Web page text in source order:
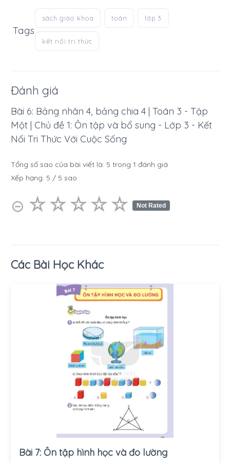
Tags
sách giáo khoa toán lớp 3
kết nối tri thức
Đánh giá
Bài 6: Bảng nhân 4, bảng chia 4 | Toán 3 - Tập
Một | Chủ đề 1: Ôn tập và bổ sung - Lớp 3 - Kết
Nối Tri Thức Với Cuộc Sống
Tổng số sao của bài viết là: 5 trong 1 đánh giá
Xếp hạng: 5 / 5 sao
⊝ ☆☆☆☆☆
★★★★★ Not Rated
Các Bài Học Khác
Bài 7: Ôn tập hình học và đo lường